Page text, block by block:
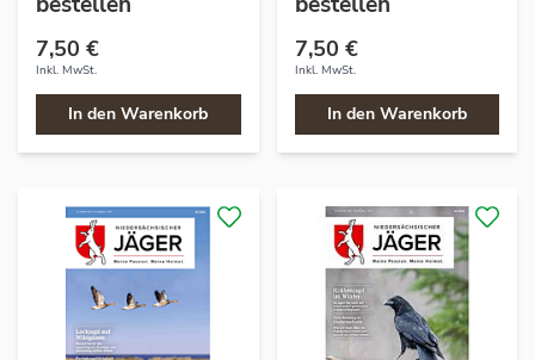
7,50 €
Inkl. MwSt.
In den Warenkorb
7,50 €
Inkl. MwSt.
In den Warenkorb